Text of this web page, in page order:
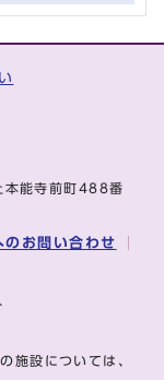
能寺前町488番
のお問い合わせ
施設については、